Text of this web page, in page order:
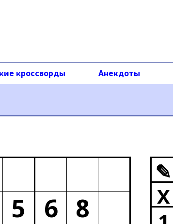
кроссворды Анекдоты
5 6 8
✎
X